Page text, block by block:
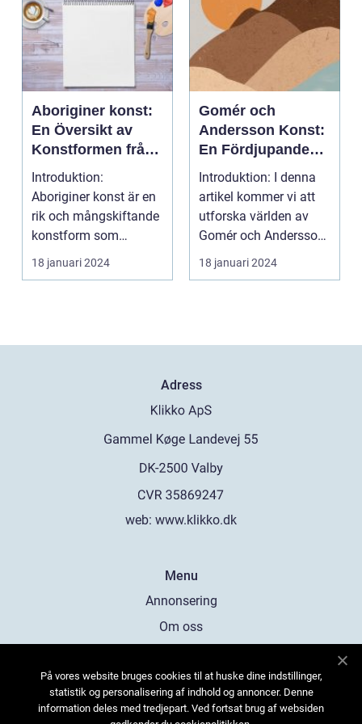
Aboriginer konst:
En Översikt av
Konstformen från
Australiens
Urinvånare
Introduktion:
Aboriginer konst är en
rik och mångskiftande
konstform som
härstammar från
Australiens...
18 januari 2024
Gomér och
Andersson Konst:
En Fördjupande
Översikt
Introduktion: I denna
artikel kommer vi att
utforska världen av
Gomér och Andersson
konst, dess olik...
18 januari 2024
Adress
web: www.klikko.dk
Menu
Annonsering
Om oss
Kontakta oss
Sitemap
På vores website bruges cookies til at huske dine indstillinger,
statistik og personalisering af indhold og annoncer. Denne
information deles med tredjepart. Ved fortsat brug af websiden